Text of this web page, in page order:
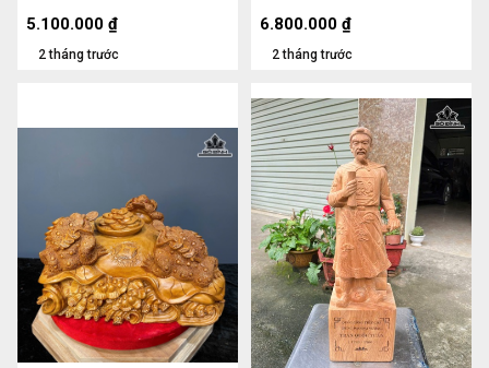
2 tháng trước
5.100.000 ₫
2 tháng trước
6.800.000 ₫